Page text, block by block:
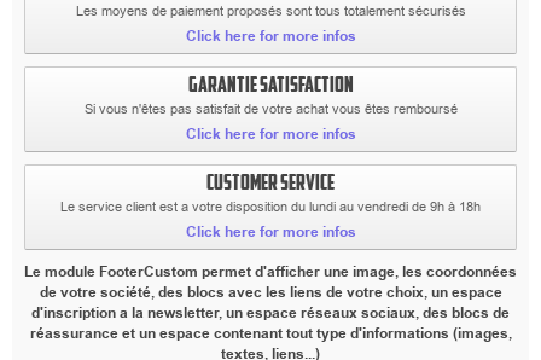
Les moyens de paiement proposés sont tous totalement sécurisés
Click here for more infos
GARANTIE SATISFACTION
Si vous n'êtes pas satisfait de votre achat vous êtes remboursé
Click here for more infos
CUSTOMER SERVICE
Le service client est a votre disposition du lundi au vendredi de 9h à 18h
Click here for more infos
Le module FooterCustom permet d'afficher une image, les coordonnées
de votre société, des blocs avec les liens de votre choix, un espace
d'inscription a la newsletter, un espace réseaux sociaux, des blocs de
réassurance et un espace contenant tout type d'informations (images,
textes, liens...)